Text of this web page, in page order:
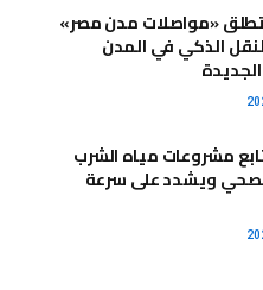
«مواصلات مدن مصر»
الذكي في المدن
مشروعات مياه الشرب
ويشدد على سرعة